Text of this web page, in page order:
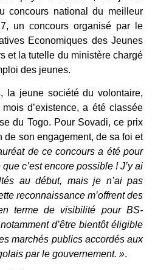
concours national du meilleur
un concours organisé par le
Economiques des Jeunes
et la tutelle du ministère chargé
des jeunes.
la jeune société du volontaire,
d’existence, a été classée
du Togo. Pour Sovadi, ce prix
de son engagement, de sa foi et
de ce concours a été pour
c’est encore possible ! J’y ai
au début, mais je n’ai pas
reconnaissance m’offrent des
terme de visibilité pour BS-
d’être bientôt éligible
marchés publics accordés aux
par le gouvernement. ».